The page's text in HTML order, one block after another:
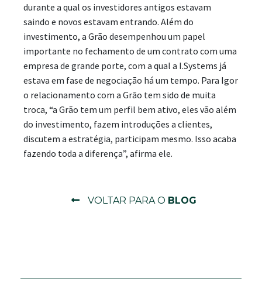
durante a qual os investidores antigos estavam
saindo e novos estavam entrando. Além do
investimento, a Grão desempenhou um papel
importante no fechamento de um contrato com uma
empresa de grande porte, com a qual a I.Systems já
estava em fase de negociação há um tempo. Para Igor
o relacionamento com a Grão tem sido de muita
troca, “a Grão tem um perfil bem ativo, eles vão além
do investimento, fazem introduções a clientes,
discutem a estratégia, participam mesmo. Isso acaba
fazendo toda a diferença”, afirma ele.
VOLTAR PARA O BLOG